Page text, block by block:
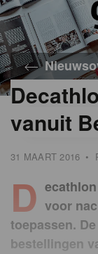
vanuit
31 MAART 2016 •
D voor
toepassen.
bestellingen